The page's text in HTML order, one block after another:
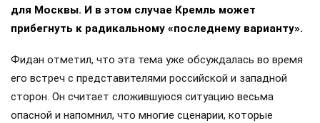
для Москвы. И в этом случае Кремль может
прибегнуть к радикальному «последнему варианту».
Фидан отметил, что эта тема уже обсуждалась во время
его встреч с представителями российской и западной
сторон. Он считает сложившуюся ситуацию весьма
опасной и напомнил, что многие сценарии, которые